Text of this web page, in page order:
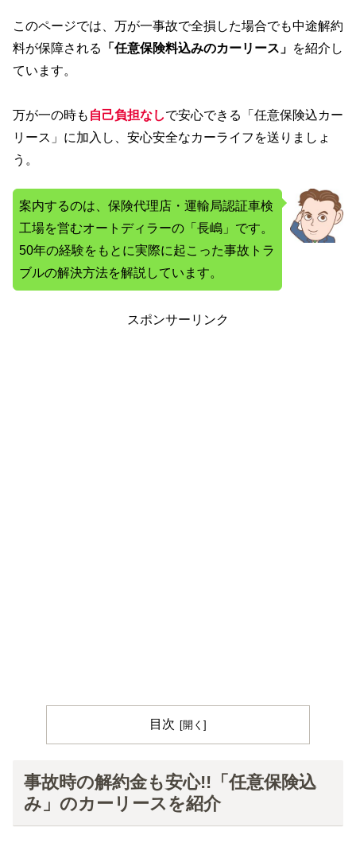
このページでは、万が一事故で全損した場合でも中途解約
料が保障される
「任意保険料込みのカーリース」 を紹介し
ています。
万が一の時も 自己負担なしで安心できる「任意保険込カー
リース」に加入し、安心安全なカーライフを送りましょ
う。
案内するのは、保険代理店・運輸局認証車検
工場を営むオートディラーの「長嶋」です。
50年の経験をもとに実際に起こった事故トラ
ブルの解決方法を解説しています。
スポンサーリンク
目次
事故時の解約金も安心!!「任意保険込
み」のカーリースを紹介